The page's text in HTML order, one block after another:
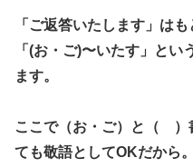
「ご返答いたします」は
「(お・ご)〜いたす」とい
ます。
ここで（お・ご）と（ ）
ても敬語としてOKだから。